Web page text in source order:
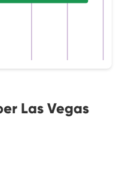
Las Vegas